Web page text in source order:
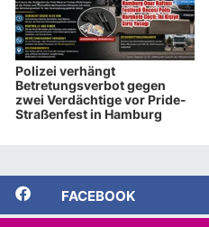
Polizei verhängt
Betretungsverbot gegen
zwei Verdächtige vor Pride-
Straßenfest in Hamburg
FACEBOOK